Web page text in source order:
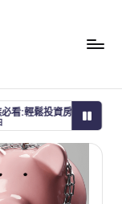
，創造更多財富可能性